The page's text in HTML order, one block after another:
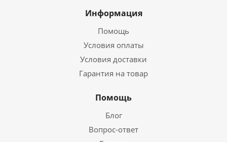
Информация
Помощь
Условия оплаты
Условия доставки
Гарантия на товар
Помощь
Блог
Вопрос-ответ